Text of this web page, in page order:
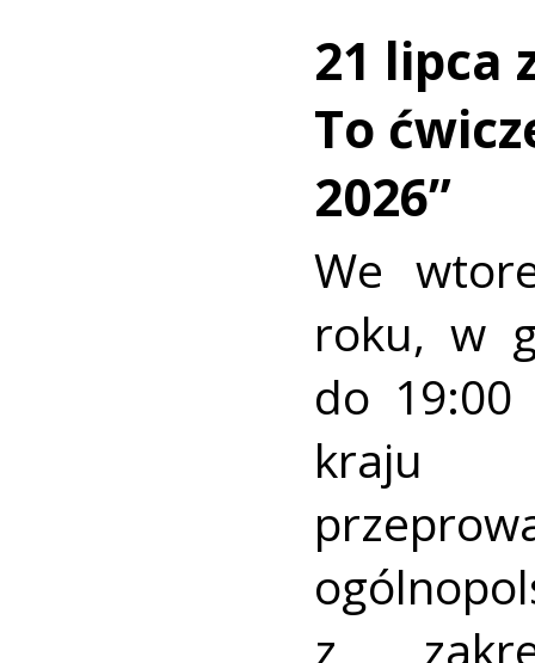
21 lipca
To
2026”
We
roku, w
do 19:00
z